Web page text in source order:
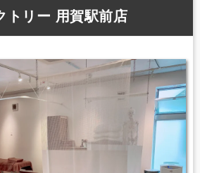
トリー 用賀駅前店